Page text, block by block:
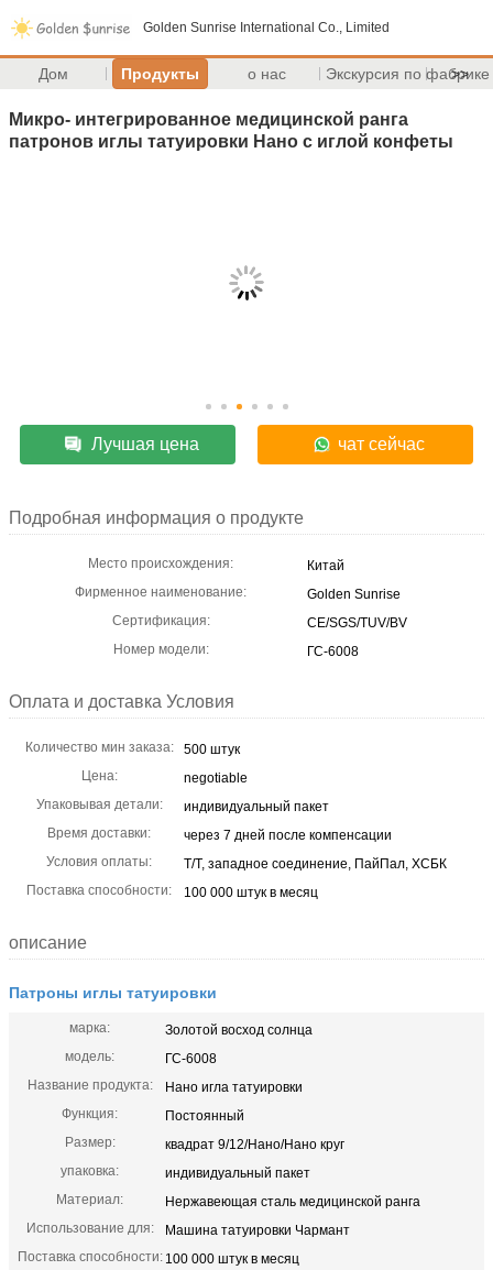
Golden Sunrise International Co., Limited
Дом Продукты о нас Экскурсия по фабрике
>>
Микро- интегрированное медицинской ранга
патронов иглы татуировки Нано с иглой конфеты
Лучшая цена чат сейчас
Подробная информация о продукте
Место происхождения:
Китай
Фирменное наименование:
Golden Sunrise
Сертификация:
CE/SGS/TUV/BV
Номер модели:
ГС-6008
Оплата и доставка Условия
Количество мин заказа:
500 штук
Цена:
negotiable
Упаковывая детали:
индивидуальный пакет
Время доставки:
через 7 дней после компенсации
Условия оплаты:
Т/Т, западное соединение, ПайПал, ХСБК
Поставка способности:
100 000 штук в месяц
описание
Патроны иглы татуировки
марка:
Золотой восход солнца
модель:
ГС-6008
Название продукта:
Нано игла татуировки
Функция:
Постоянный
Размер:
квадрат 9/12/Нано/Нано круг
упаковка:
индивидуальный пакет
Материал:
Нержавеющая сталь медицинской ранга
Использование для:
Машина татуировки Чармант
Поставка способности: 100 000 штук в месяц